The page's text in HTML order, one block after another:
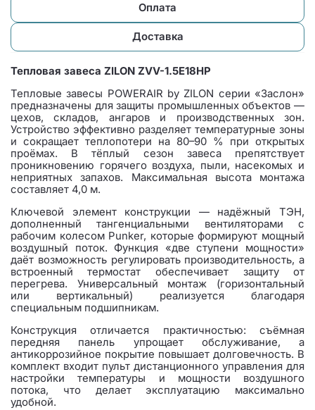
Оплата
Доставка
Тепловая завеса ZILON ZVV-1.5Е18HP
Тепловые завесы POWERAIR by ZILON серии «Заслон»
предназначены для защиты промышленных объектов —
цехов, складов, ангаров и производственных зон.
Устройство эффективно разделяет температурные зоны
и сокращает теплопотери на 80–90 % при открытых
проёмах. В тёплый сезон завеса препятствует
проникновению горячего воздуха, пыли, насекомых и
неприятных запахов. Максимальная высота монтажа
составляет 4,0 м.
Ключевой элемент конструкции — надёжный ТЭН,
дополненный тангенциальными вентиляторами с
рабочим колесом Punker, которые формируют мощный
воздушный поток. Функция «две ступени мощности»
даёт возможность регулировать производительность, а
встроенный термостат обеспечивает защиту от
перегрева. Универсальный монтаж (горизонтальный
или вертикальный) реализуется благодаря
специальным подшипникам.
Конструкция отличается практичностью: съёмная
передняя панель упрощает обслуживание, а
антикоррозийное покрытие повышает долговечность. В
комплект входит пульт дистанционного управления для
настройки температуры и мощности воздушного
потока, что делает эксплуатацию максимально
удобной.